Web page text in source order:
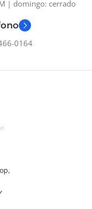
| domingo: cerrado
0164